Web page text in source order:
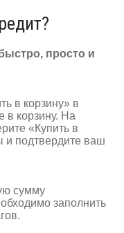
просто и
в корзину» в
в корзину. На
«Купить в
и подтвердите ваш
сумму
заполнить